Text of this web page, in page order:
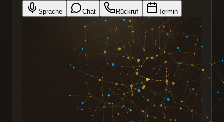
Sprache Chat Rückruf Termin